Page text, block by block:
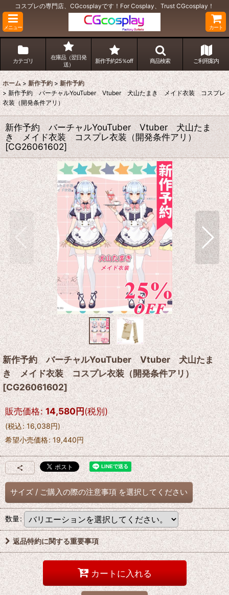
コスプレの専門店、CGcosplayです！For Cosplay、Trust CGcosplay！
メニュー カート
カテゴリ
在庫品（翌日発
送）
新作予約25％off 商品検索 ご利用案内
ホーム > 新作予約 > 新作予約
> 新作予約 バーチャルYouTuber Vtuber 犬山たまき メイド衣装 コスプレ
衣装（開発条件アリ）
新作予約 バーチャルYouTuber Vtuber 犬山たま
き メイド衣装 コスプレ衣装（開発条件アリ）
[CG26061602]
新作予約 バーチャルYouTuber Vtuber 犬山たま
き メイド衣装 コスプレ衣装（開発条件アリ）
[CG26061602]
販売価格: 14,580円(税別)
(税込: 16,038円)
希望小売価格: 19,440円
サイズ / ご購入の際の注意事項 を選択してください
数量:
返品特約に関する重要事項
カートに入れる